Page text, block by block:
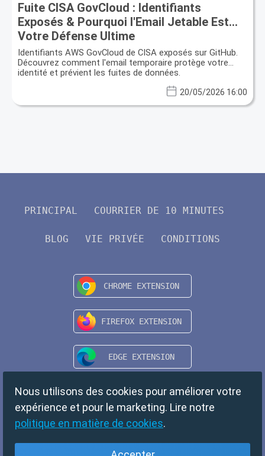
Fuite CISA GovCloud : Identifiants
Exposés & Pourquoi l'Email Jetable Est
Votre Défense Ultime
Identifiants AWS GovCloud de CISA exposés sur GitHub.
Découvrez comment l'email temporaire protège votre
identité et prévient les fuites de données.
20/05/2026 16:00
PRINCIPAL COURRIER DE 10 MINUTES
BLOG VIE PRIVÉE CONDITIONS
Nous utilisons des cookies pour améliorer votre
expérience et pour le marketing. Lire notre
politique en matière de cookies.